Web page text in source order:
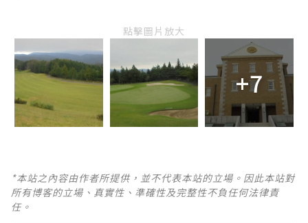
點擊圖片放大
+7
*本站之內容由作者所提供，並不代表本站的立場。因此本站對
所有博客的立場、真實性、準確性及完整性不負任何法律責
任。